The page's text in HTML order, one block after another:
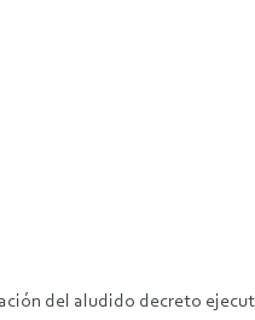
del aludido decreto